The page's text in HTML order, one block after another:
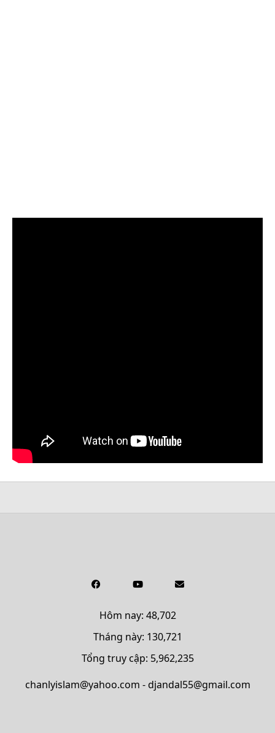
Hôm nay: 48,702
Tháng này: 130,721
Tổng truy cập: 5,962,235
chanlyislam@yahoo.com - djandal55@gmail.com